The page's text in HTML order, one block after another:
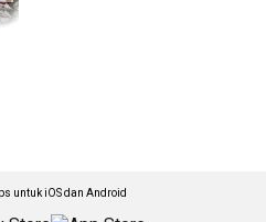
untuk iOS dan Android